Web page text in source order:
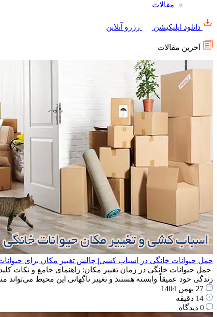
مقالات
دانلود اپلیکیشن رزرو آنلاین
آخرین مقالات
حمل حیوانات خانگی در اسباب کشی| چالش تغییر مکان برای
حمل حیوانات خانگی در زمان تغییر مکان: راهنمای جامع و نکات
زندگی خود عمیقاً وابسته هستند و تغییر ناگهانی این محیط
27 بهمن 1404
14 دقیقه
0 دیدگاه